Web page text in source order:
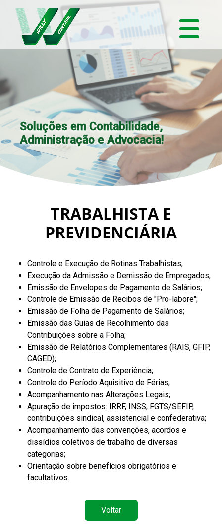
Soluções em Contabilidade,
Administração e Advocacia!
TRABALHISTA E
PREVIDENCIÁRIA
Controle e Execução de Rotinas Trabalhistas;
Execução da Admissão e Demissão de Empregados;
Emissão de Envelopes de Pagamento de Salários;
Controle de Emissão de Recibos de "Pro-labore";
Emissão de Folha de Pagamento de Salários;
Emissão das Guias de Recolhimento das
Contribuições sobre a Folha;
Emissão de Relatórios Complementares (RAIS, GFIP,
CAGED);
Controle de Contrato de Experiência;
Controle do Período Aquisitivo de Férias;
Acompanhamento nas Alterações Legais;
Apuração de impostos: IRRF, INSS, FGTS/SEFIP,
contribuições sindical, assistencial e confederativa;
Acompanhamento das convenções, acordos e
dissídios coletivos de trabalho de diversas
categorias;
Orientação sobre benefícios obrigatórios e
facultativos.
Voltar